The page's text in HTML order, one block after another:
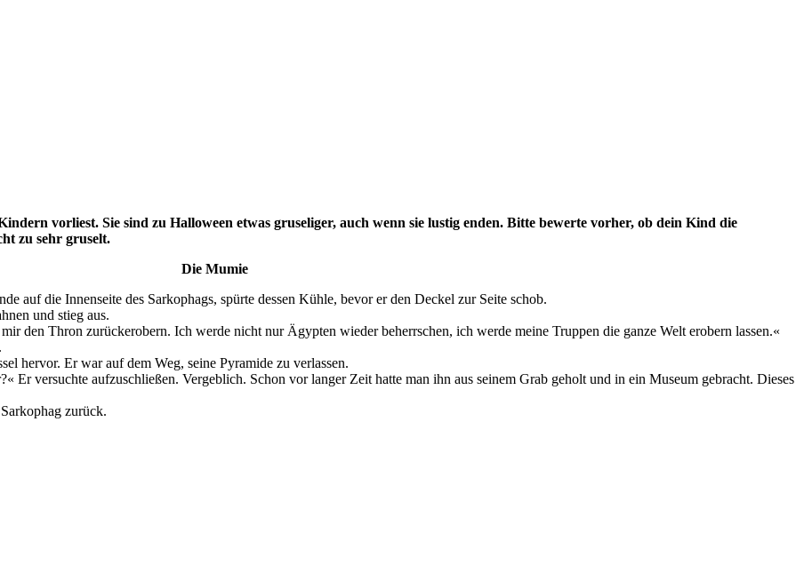
vorliest. Sie sind zu Halloween etwas gruseliger, auch wenn sie lustig enden. Bitte bewerte vorher, ob dein Kind die
zu sehr gruselt.
Die Mumie
auf die Innenseite des Sarkophags, spürte dessen Kühle, bevor er den Deckel zur Seite schob.
und stieg aus.
den Thron zurückerobern. Ich werde nicht nur Ägypten wieder beherrschen, ich werde meine Truppen die ganze Welt erobern lassen.«
hervor. Er war auf dem Weg, seine Pyramide zu verlassen.
Er versuchte aufzuschließen. Vergeblich. Schon vor langer Zeit hatte man ihn aus seinem Grab geholt und in ein Museum gebracht. Dieses
zurück.